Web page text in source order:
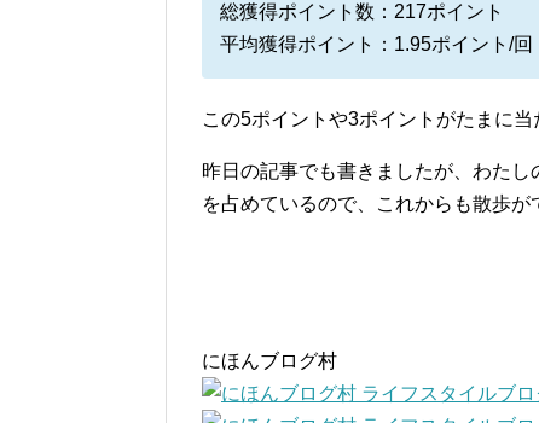
総獲得ポイント数：217ポイント
平均獲得ポイント：1.95ポイント/回
この5ポイントや3ポイントがたまに当
昨日の記事でも書きましたが、わた
を占めているので、これからも散歩が
にほんブログ村